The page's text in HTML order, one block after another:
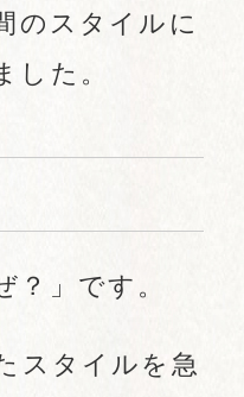
のスタイルに
した。
？」です。
スタイルを急